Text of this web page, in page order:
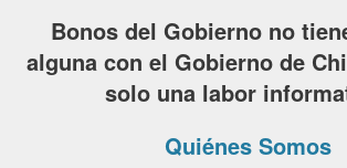
Bonos del Gobierno no
alguna con el Gobierno de
solo una labor
Quiénes Somos